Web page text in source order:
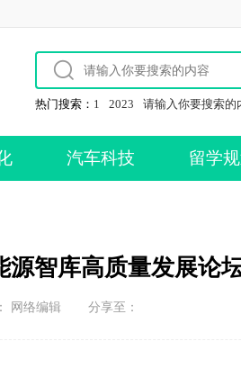
热门搜索： 1 2023 请输入你要搜索的
汽车科技 留学规
源智库高质量发展论
网络编辑 分享至：